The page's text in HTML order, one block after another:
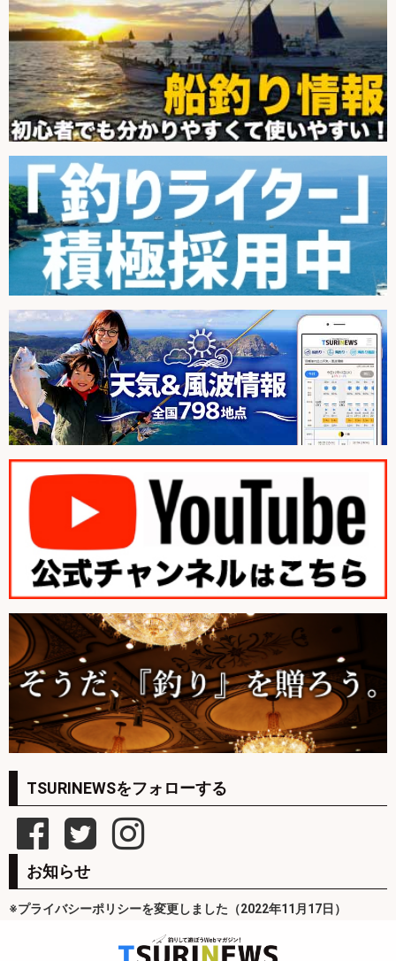
TSURINEWSをフォローする
お知らせ
※プライバシーポリシーを変更しました（2022年11月17日）